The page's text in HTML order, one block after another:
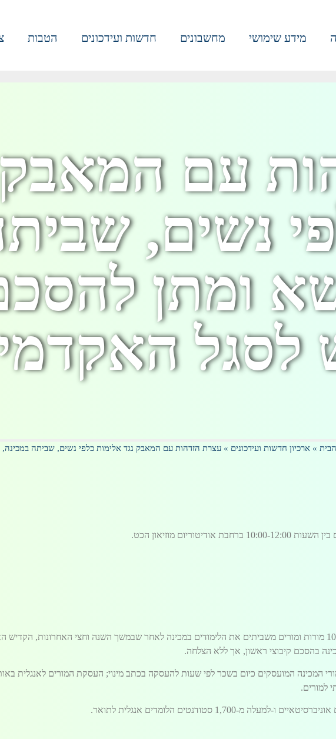
מידע שימושי מחשבונים חדשות ועידכונים הטבות
עם המאבק
נשים,
ומתן
לסגל
» ארכיון חדשות ועידכונים » עצרת הזדהות עם המאבק נגד אלימות כלפי נשים, שביתה
מוזיאון הכט.
שביתת מורי המכינה תכנס מחר אל השבוע השלישי שלה. למעלה מ-100 מורות ומורים משביתים את הלימודים במכינה לאחר שבמשך השנה וחצי
בהסכם קיבוצי ראשון, אך ללא הצלחה.
המכינה המועסקים כיום בשכר לפי שעות להעסקה בכתב מינוי; העסקת המורים לאנגלית
למורים.